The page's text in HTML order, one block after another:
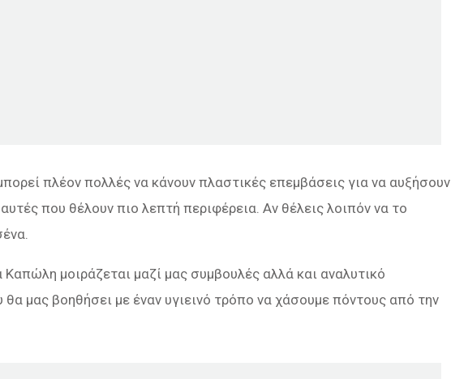
πλέον πολλές να κάνουν πλαστικές επεμβάσεις για να αυξήσουν
που θέλουν πιο λεπτή περιφέρεια. Αν θέλεις λοιπόν να το
μοιράζεται μαζί μας συμβουλές αλλά και αναλυτικό
μας βοηθήσει με έναν υγιεινό τρόπο να χάσουμε πόντους από την